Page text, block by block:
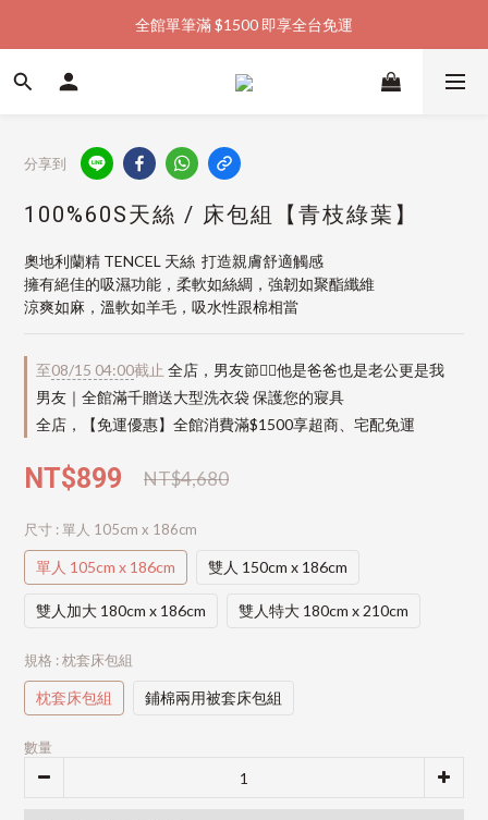
加入會員購物金  馬上領  馬上折
全館單筆滿 $1500 即享全台免運
加入會員購物金  馬上領  馬上折
分享到
100%60S天絲 / 床包組【青枝綠葉】
奧地利蘭精 TENCEL 天絲  打造親膚舒適觸感
擁有絕佳的吸濕功能，柔軟如絲綢，強韌如聚酯纖維
涼爽如麻，溫軟如羊毛，吸水性跟棉相當
至08/15 04:00截止 全店，男友節👱‍♂️他是爸爸也是老公更是我
男友｜全館滿千贈送大型洗衣袋 保護您的寢具
全店，【免運優惠】全館消費滿$1500享超商、宅配免運
NT$4,680
NT$899
尺寸 : 單人 105cm x 186cm
單人 105cm x 186cm 雙人 150cm x 186cm
雙人加大 180cm x 186cm 雙人特大 180cm x 210cm
規格 : 枕套床包組
枕套床包組 鋪棉兩用被套床包組
數量